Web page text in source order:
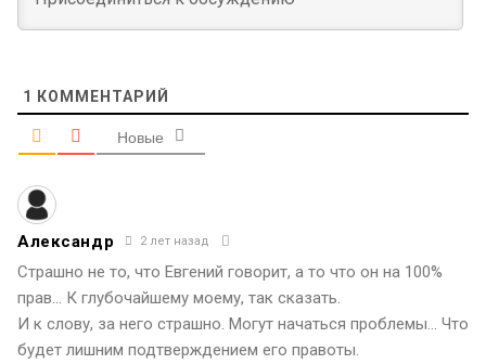
1 КОММЕНТАРИЙ
Новые
Александр 2 лет назад
Страшно не то, что Евгений говорит, а то что он на 100%
прав… К глубочайшему моему, так сказать.
И к слову, за него страшно. Могут начаться проблемы… Что
будет лишним подтверждением его правоты.